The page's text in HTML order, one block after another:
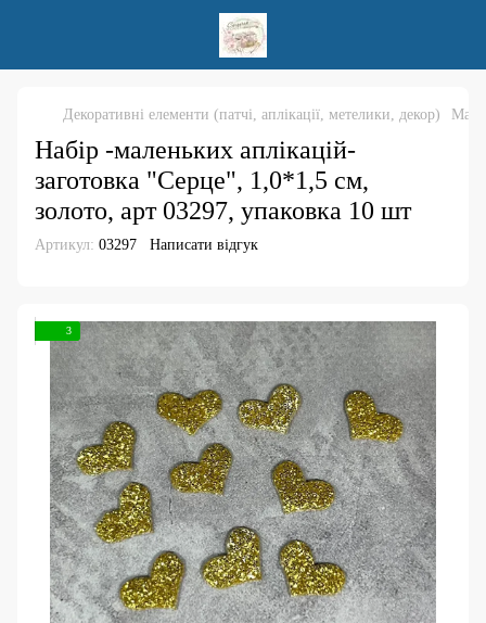
Декоративні елементи (патчі, аплікації, метелики, декор)
Набір -маленьких аплікацій-
заготовка "Серце", 1,0*1,5 см,
золото, арт 03297, упаковка 10 шт
Артикул: 03297 Написати відгук
3